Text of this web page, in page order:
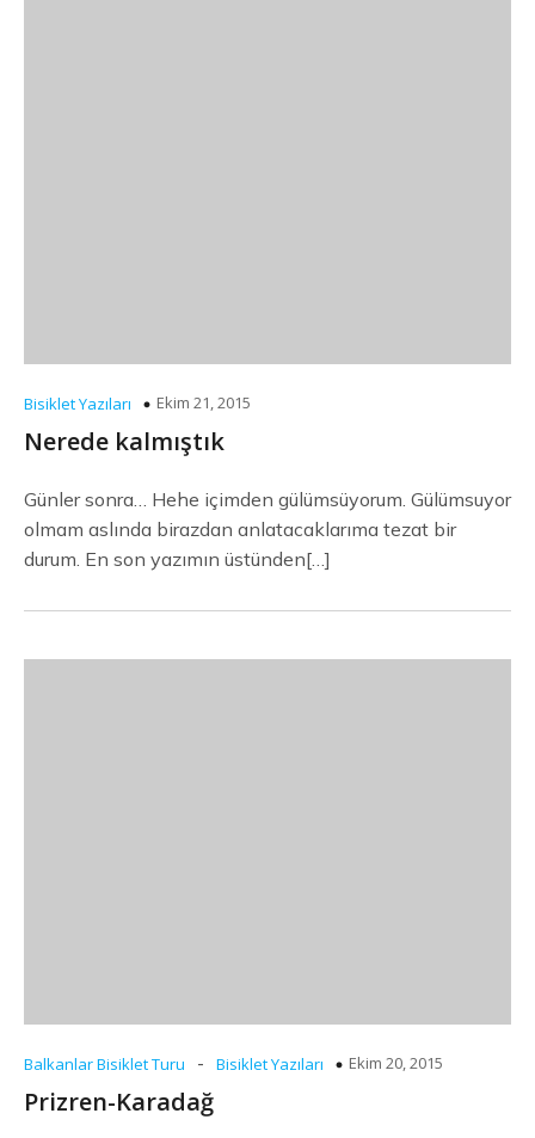
Bisiklet Yazıları Ekim 21, 2015
Nerede kalmıştık
Günler sonra… Hehe içimden gülümsüyorum. Gülümsuyor
olmam aslında birazdan anlatacaklarıma tezat bir
durum. En son yazımın üstünden[…]
Balkanlar Bisiklet Turu - Bisiklet Yazıları Ekim 20, 2015
Prizren-Karadağ